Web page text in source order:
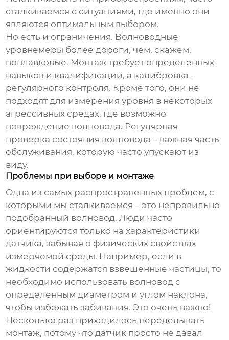
сталкиваемся с ситуациями, где именно они
являются оптимальным выбором.
Но есть и ограничения. Волноводные
уровнемеры более дороги, чем, скажем,
поплавковые. Монтаж требует определенных
навыков и квалификации, а калибровка –
регулярного контроля. Кроме того, они не
подходят для измерения уровня в некоторых
агрессивных средах, где возможно
повреждение волновода. Регулярная
проверка состояния волновода – важная часть
обслуживания, которую часто упускают из
виду.
Проблемы при выборе и монтаже
Одна из самых распространенных проблем, с
которыми мы сталкиваемся – это неправильно
подобранный волновод. Люди часто
ориентируются только на характеристики
датчика, забывая о физических свойствах
измеряемой среды. Например, если в
жидкости содержатся взвешенные частицы, то
необходимо использовать волновод с
определенным диаметром и углом наклона,
чтобы избежать забивания. Это очень важно!
Несколько раз приходилось переделывать
монтаж, потому что датчик просто не давал